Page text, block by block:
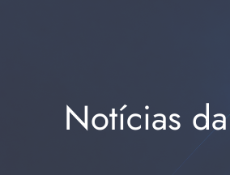
Notícias